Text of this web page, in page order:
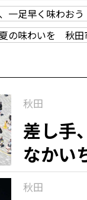
一足早く味わお
の味わいを 秋田
秋田
差し手
なかい
秋田